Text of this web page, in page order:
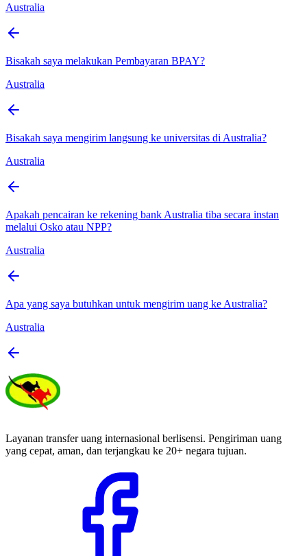
Australia
Bisakah saya melakukan Pembayaran BPAY?
Australia
Bisakah saya mengirim langsung ke universitas di Australia?
Australia
Apakah pencairan ke rekening bank Australia tiba secara instan
melalui Osko atau NPP?
Australia
Apa yang saya butuhkan untuk mengirim uang ke Australia?
Australia
Layanan transfer uang internasional berlisensi. Pengiriman uang
yang cepat, aman, dan terjangkau ke 20+ negara tujuan.